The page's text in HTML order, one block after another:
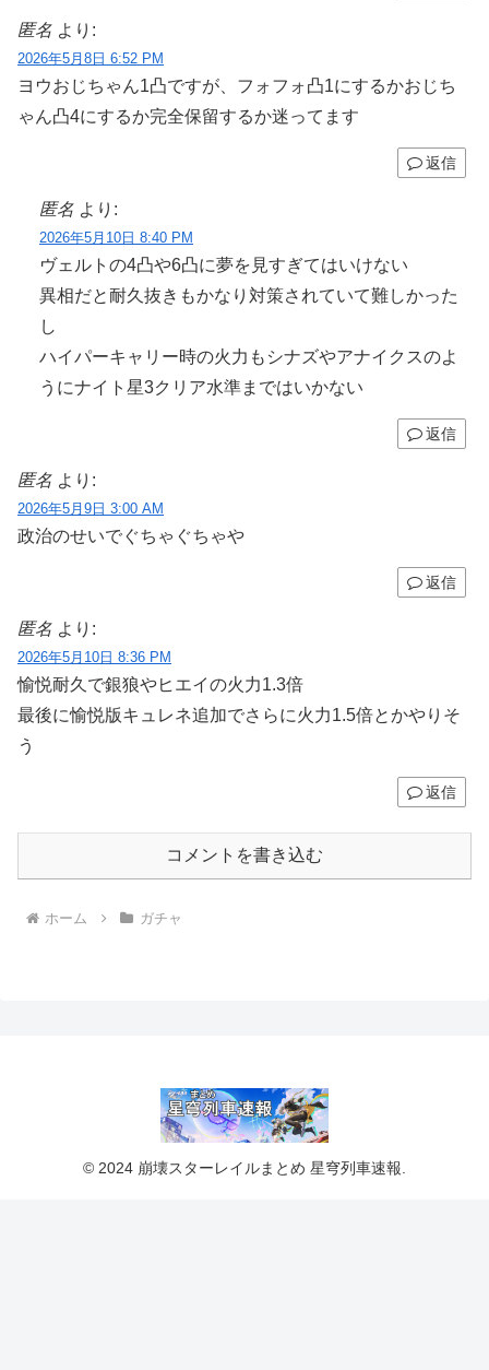
匿名 より:
2026年5月8日 6:52 PM
ヨウおじちゃん1凸ですが、フォフォ凸1にするかおじち
ゃん凸4にするか完全保留するか迷ってます
返信
匿名 より:
2026年5月10日 8:40 PM
ヴェルトの4凸や6凸に夢を見すぎてはいけない
異相だと耐久抜きもかなり対策されていて難しかった
し
ハイパーキャリー時の火力もシナズやアナイクスのよ
うにナイト星3クリア水準まではいかない
返信
匿名 より:
2026年5月9日 3:00 AM
政治のせいでぐちゃぐちゃや
返信
匿名 より:
2026年5月10日 8:36 PM
愉悦耐久で銀狼やヒエイの火力1.3倍
最後に愉悦版キュレネ追加でさらに火力1.5倍とかやりそ
う
返信
コメントを書き込む
ホーム ガチャ
© 2024 崩壊スターレイルまとめ 星穹列車速報.